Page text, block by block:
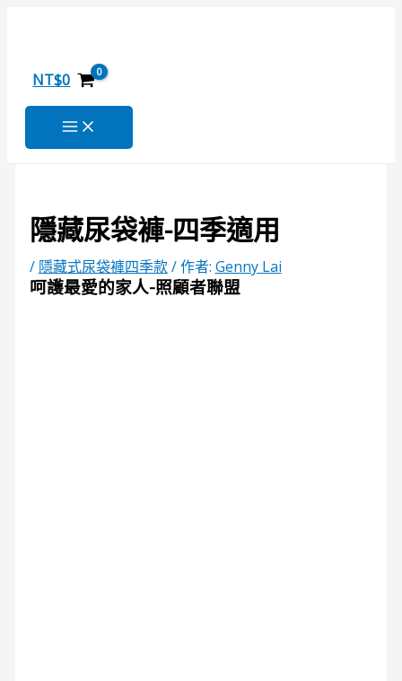
NT$0
隱藏尿袋褲-四季適用
/ 隱藏式尿袋褲四季款/ 作者: Genny Lai
呵護最愛的家人-照顧者聯盟
關